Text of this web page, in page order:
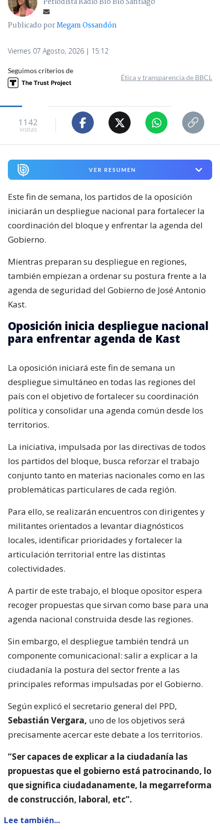
Publicado porMegam Ossandón
Viernes 07 Agosto, 2026 | 15:12
Seguimos criterios de
Ética y transparencia de BBCL
1142
visitas
VER RESUMEN
Este fin de semana, los partidos de la oposición
iniciarán un despliegue nacional para fortalecer la
coordinación del bloque y enfrentar la agenda del
Gobierno.
Mientras preparan su despliegue en regiones,
también empiezan a ordenar su postura frente a la
agenda de seguridad del Gobierno de José Antonio
Kast.
Oposición inicia despliegue nacional
para enfrentar agenda de Kast
La oposición iniciará este fin de semana un
despliegue simultáneo en todas las regiones del
país con el objetivo de fortalecer su coordinación
política y consolidar una agenda común desde los
territorios.
La iniciativa, impulsada por las directivas de todos
los partidos del bloque, busca reforzar el trabajo
conjunto tanto en materias nacionales como en las
problemáticas particulares de cada región.
Para ello, se realizarán encuentros con dirigentes y
militantes orientados a levantar diagnósticos
locales, identificar prioridades y fortalecer la
articulación territorial entre las distintas
colectividades.
A partir de este trabajo, el bloque opositor espera
recoger propuestas que sirvan como base para una
agenda nacional construida desde las regiones.
Sin embargo, el despliegue también tendrá un
componente comunicacional: salir a explicar a la
ciudadanía la postura del sector frente a las
principales reformas impulsadas por el Gobierno.
Según explicó el secretario general del PPD,
Sebastián Vergara, uno de los objetivos será
precisamente acercar este debate a los territorios.
“Ser capaces de explicar a la ciudadanía las
propuestas que el gobierno está patrocinando, lo
que significa ciudadanamente, la megarreforma
de construcción, laboral, etc”.
Lee también...